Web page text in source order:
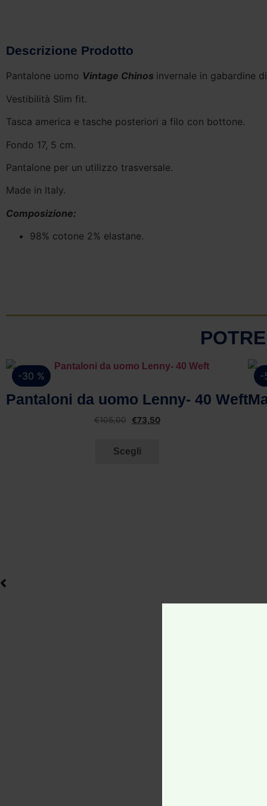
Descrizione Prodotto
Pantalone uomo Vintage Chinos invernale in gabardine
Vestibilità Slim fit.
Tasca america e tasche posteriori a filo con bottone.
Fondo 17, 5 cm.
Pantalone per un utilizzo trasversale.
Made in Italy.
Composizione:
98% cotone 2% elastane.
-30 %
Pantaloni da uomo Lenny- 40 Weft
€105,00 €73,50
Scegli
-